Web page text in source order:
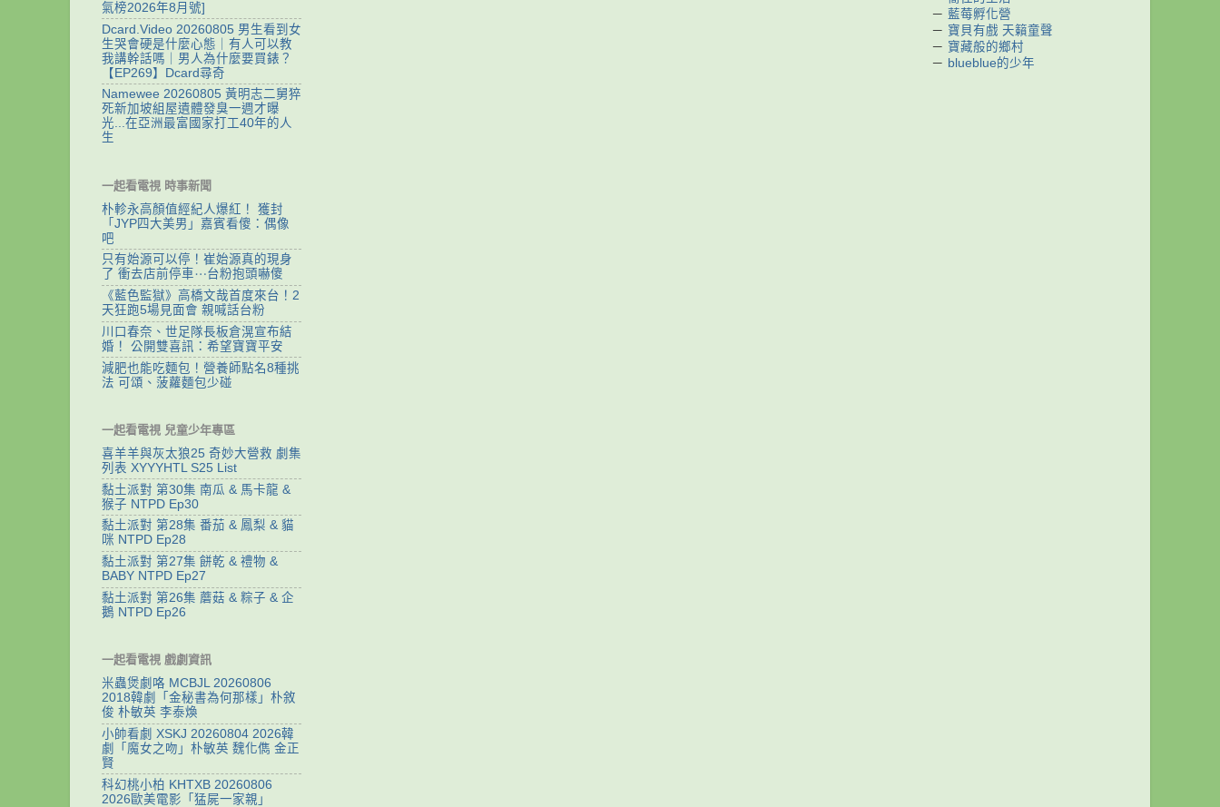
氣榜2026年8月號]
Dcard.Video 20260805 男生看到女
生哭會硬是什麼心態｜有人可以教
我講幹話嗎｜男人為什麼要買錶？
【EP269】Dcard尋奇
Namewee 20260805 黃明志二舅猝
死新加坡組屋遺體發臭一週才曝
光...在亞洲最富國家打工40年的人
生
一起看電視 時事新聞
朴軫永高顏值經紀人爆紅！ 獲封
「JYP四大美男」嘉賓看傻：偶像
吧
只有始源可以停！崔始源真的現身
了 衝去店前停車⋯台粉抱頭嚇傻
《藍色監獄》高橋文哉首度來台！2
天狂跑5場見面會 親喊話台粉
川口春奈、世足隊長板倉滉宣布結
婚！ 公開雙喜訊：希望寶寶平安
減肥也能吃麵包！營養師點名8種挑
法 可頌、菠蘿麵包少碰
一起看電視 兒童少年專區
喜羊羊與灰太狼25 奇妙大營救 劇集
列表 XYYYHTL S25 List
黏土派對 第30集 南瓜 & 馬卡龍 &
猴子 NTPD Ep30
黏土派對 第28集 番茄 & 鳳梨 & 貓
咪 NTPD Ep28
黏土派對 第27集 餅乾 & 禮物 &
BABY NTPD Ep27
黏土派對 第26集 蘑菇 & 粽子 & 企
鵝 NTPD Ep26
一起看電視 戲劇資訊
米蟲煲劇咯 MCBJL 20260806
2018韓劇「金秘書為何那樣」朴敘
俊 朴敏英 李泰煥
小帥看劇 XSKJ 20260804 2026韓
劇「魔女之吻」朴敏英 魏化儁 金正
賢
科幻桃小柏 KHTXB 20260806
2026歐美電影「猛屍一家親」
－ 藍莓孵化營
－ 寶貝有戲 天籟童聲
－ 寶藏般的鄉村
－ blueblue的少年